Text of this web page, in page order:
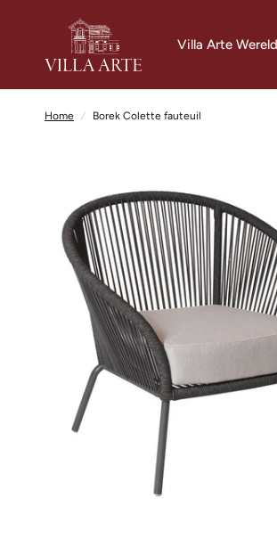
Villa Arte Wereld
Home / Borek Colette fauteuil